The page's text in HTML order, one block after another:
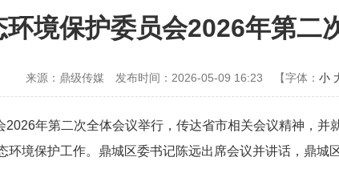
环境保护委员会2026年第二
来源：鼎级传媒 发布时间：2026-05-09 16:23 【字体： 小
年第二次全体会议举行，传达省市相关会议精神，并
环境保护工作。鼎城区委书记陈远出席会议并讲话，鼎城